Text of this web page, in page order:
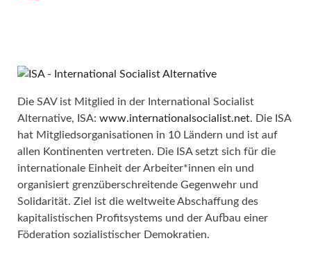
Die SAV ist Mitglied in der International Socialist
Alternative, ISA: www.internationalsocialist.net. Die ISA
hat Mitgliedsorganisationen in 10 Ländern und ist auf
allen Kontinenten vertreten. Die ISA setzt sich für die
internationale Einheit der Arbeiter*innen ein und
organisiert grenzüberschreitende Gegenwehr und
Solidarität. Ziel ist die weltweite Abschaffung des
kapitalistischen Profitsystems und der Aufbau einer
Föderation sozialistischer Demokratien.